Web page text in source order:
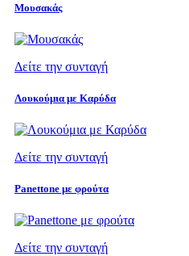
Μουσακάς
Δείτε την συνταγή
Λουκούμια με Καρύδα
Δείτε την συνταγή
Panettone με φρούτα
Δείτε την συνταγή